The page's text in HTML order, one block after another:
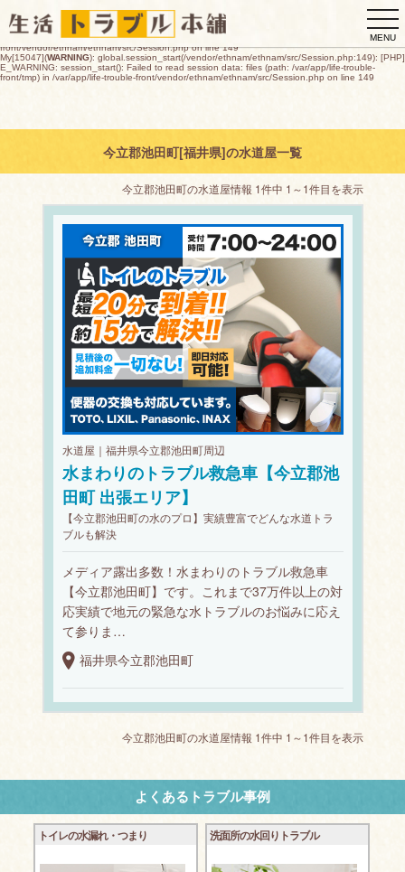
E_WARNING: session_start(): open(/var/app/life-trouble-
front/tmp/sess_85b577e9e2eea1fef44066bf9469a1e7cff69788fb232f3679025b0a3a6f0602,
O_RDWR) failed: デバイスに空き領域がありません (28) in /var/app/life-trouble-
front/vendor/ethnam/ethnam/src/Session.php on line 149
My[15047](WARNING): global.session_start(/vendor/ethnam/ethnam/src/Session.php:149): [PHP]
E_WARNING: session_start(): Failed to read session data: files (path: /var/app/life-trouble-
front/tmp) in /var/app/life-trouble-front/vendor/ethnam/ethnam/src/Session.php on line 149
MENU
今立郡池田町[福井県]の水道屋一覧
今立郡池田町の水道屋情報 1件中 1～1件目を表示
水道屋｜福井県今立郡池田町周辺
水まわりのトラブル救急車【今立郡池
田町 出張エリア】
【今立郡池田町の水のプロ】実績豊富でどんな水道トラ
ブルも解決
メディア露出多数！水まわりのトラブル救急車
【今立郡池田町】です。これまで37万件以上の対
応実績で地元の緊急な水トラブルのお悩みに応え
て参りま…
福井県今立郡池田町
今立郡池田町の水道屋情報 1件中 1～1件目を表示
よくあるトラブル事例
トイレの水漏れ・つまり 洗面所の水回りトラブル